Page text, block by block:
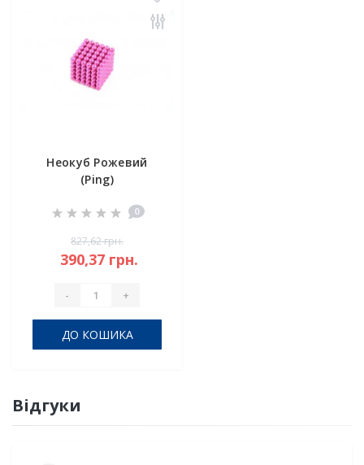
Неокуб Рожевий
(Ping)
0
827,62 грн.
390,37 грн.
- +
ДО КОШИКА
Відгуки